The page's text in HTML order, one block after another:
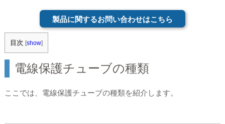
製品に関するお問い合わせはこちら
目次 [show]
電線保護チューブの種類
ここでは、電線保護チューブの種類を紹介します。